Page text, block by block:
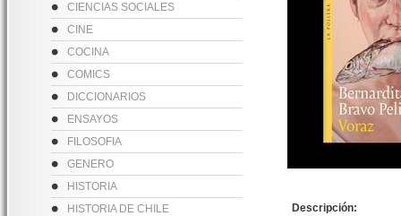
CIENCIAS SOCIALES
CINE
COCINA
COMICS
DICCIONARIOS
ENSAYOS
FILOSOFIA
GENERO
HISTORIA
HISTORIA DE CHILE
Descripción: